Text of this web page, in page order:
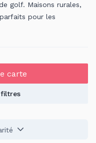
golf. Maisons rurales,
pour les
carte